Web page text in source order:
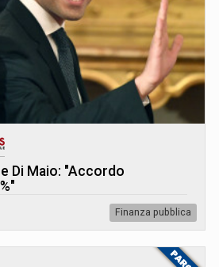
Di Maio: "Accordo
Finanza pubblica